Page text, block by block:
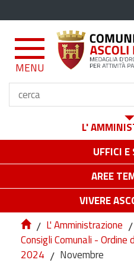
MENU
L'
UFFICI E
AREE
VIVERE
/ L' Amministrazione /
Consigli Comunali - Ordine
2024 / Novembre